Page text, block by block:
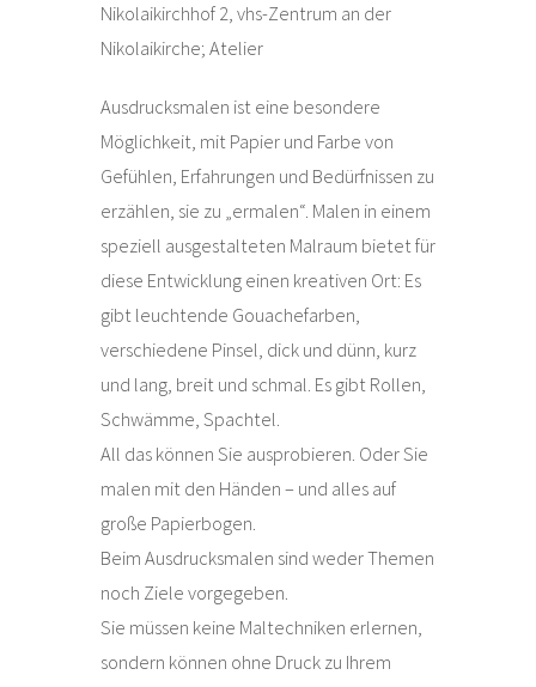
Nikolaikirchhof 2, vhs-Zentrum an der
Nikolaikirche; Atelier
Ausdrucksmalen ist eine besondere
Möglichkeit, mit Papier und Farbe von
Gefühlen, Erfahrungen und Bedürfnissen zu
erzählen, sie zu „ermalen“. Malen in einem
speziell ausgestalteten Malraum bietet für
diese Entwicklung einen kreativen Ort: Es
gibt leuchtende Gouachefarben,
verschiedene Pinsel, dick und dünn, kurz
und lang, breit und schmal. Es gibt Rollen,
Schwämme, Spachtel.
All das können Sie ausprobieren. Oder Sie
malen mit den Händen – und alles auf
große Papierbogen.
Beim Ausdrucksmalen sind weder Themen
noch Ziele vorgegeben.
Sie müssen keine Maltechniken erlernen,
sondern können ohne Druck zu Ihrem